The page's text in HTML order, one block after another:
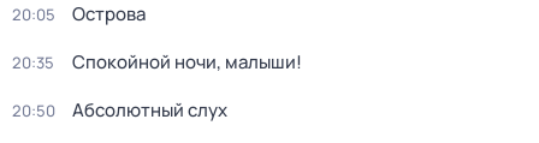
20:05 Острова
20:35 Спокойной ночи, малыши!
20:50 Абсолютный слух